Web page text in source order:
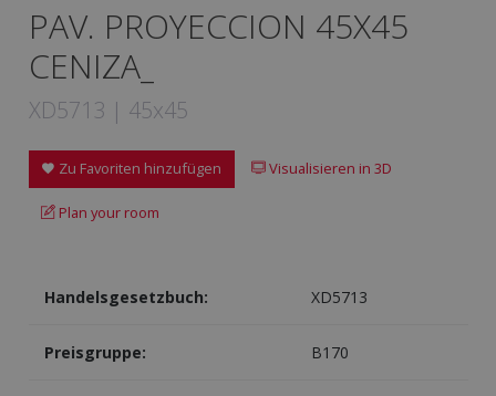
PAV. PROYECCION 45X45
CENIZA_
XD5713 | 45x45
Zu Favoriten hinzufügen Visualisieren in 3D
Plan your room
Handelsgesetzbuch: XD5713
Preisgruppe: B170